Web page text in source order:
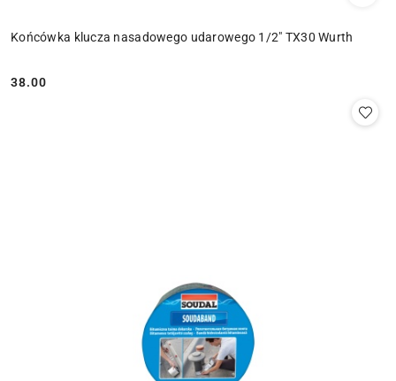
Końcówka klucza nasadowego udarowego 1/2" TX30 Wurth
Cena:
38.00